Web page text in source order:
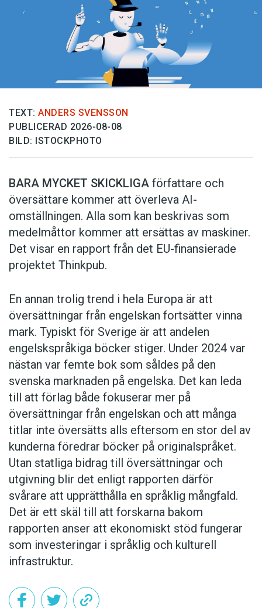
TEXT: ANDERS SVENSSON
PUBLICERAD 2026-08-08
BILD: ISTOCKPHOTO
BARA MYCKET SKICKLIGA författare och
översättare ­kommer att överleva AI-
omställningen. Alla som kan beskrivas som
medelmåttor kommer att ersättas av maskiner.
Det visar en rapport från det EU-finansierade
projektet Thinkpub.
En annan trolig trend i hela Europa är att
översättningar från engelskan fortsätter vinna
mark. Typiskt för Sverige är att andelen
engelskspråkiga böcker stiger. Under 2024 var
nästan var femte bok som såldes på den
svenska marknaden på engelska. Det kan leda
till att förlag både fokuserar mer på
översättningar från engelskan och att många
titlar inte översätts alls eftersom en stor del av
kunderna föredrar böcker på originalspråket.
Utan statliga bidrag till översättningar och
utgivning blir det enligt rapporten därför
svårare att upprätthålla en språklig mångfald.
Det är ett skäl till att forskarna bakom
rapporten anser att ekonomiskt stöd fungerar
som investeringar i språklig och kulturell
infrastruktur.